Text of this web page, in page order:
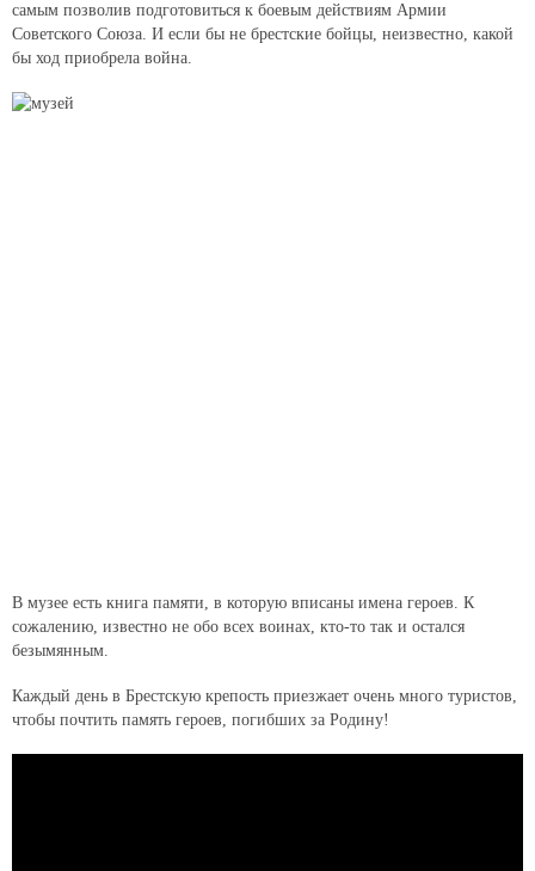
самым позволив подготовиться к боевым действиям Армии
Советского Союза. И если бы не брестские бойцы, неизвестно, какой
бы ход приобрела война.
В музее есть книга памяти, в которую вписаны имена героев. К
сожалению, известно не обо всех воинах, кто-то так и остался
безымянным.
Каждый день в Брестскую крепость приезжает очень много туристов,
чтобы почтить память героев, погибших за Родину!